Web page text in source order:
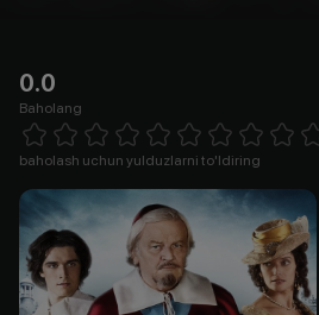
0.0
Baholang
1 Star 2 Stars 3 Stars 4 Stars5 Stars 6 Stars7 Stars8 Stars
baholash uchun yulduzlarni to'ldiring